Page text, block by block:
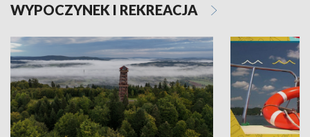
WYPOCZYNEK I REKREACJA